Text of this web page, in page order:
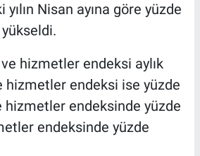
Nisan ayına göre yüzde
hizmetler endeksi aylık
hizmetler endeksi ise yüzde
hizmetler endeksinde yüzde
endeksinde yüzde